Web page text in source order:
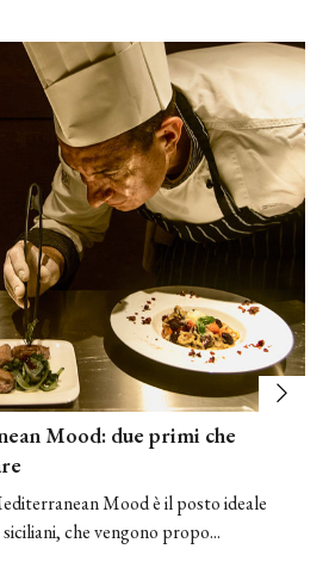
Mood: due primi che
Mood ​è il posto ideale
che vengono propo...